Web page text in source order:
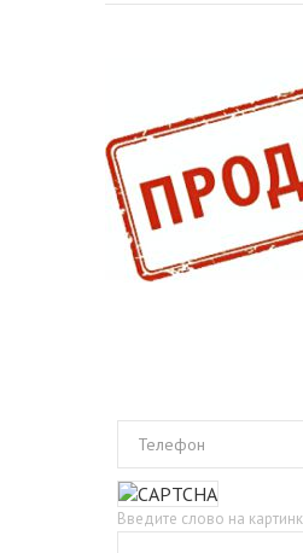
Телефон
Введите слово на